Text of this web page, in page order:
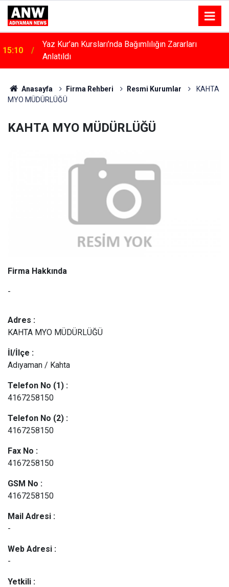
15:10
Yaz Kur’an Kursları’nda Bağımlılığın Zararları
Anlatıldı
Anasayfa Firma Rehberi Resmi Kurumlar
KAHTA
MYO MÜDÜRLÜĞÜ
KAHTA MYO MÜDÜRLÜĞÜ
Firma Hakkında
-
Adres :
KAHTA MYO MÜDÜRLÜĞÜ
İl/İlçe :
Adıyaman / Kahta
Telefon No (1) :
4167258150
Telefon No (2) :
4167258150
Fax No :
4167258150
GSM No :
4167258150
Mail Adresi :
-
Web Adresi :
-
Yetkili :